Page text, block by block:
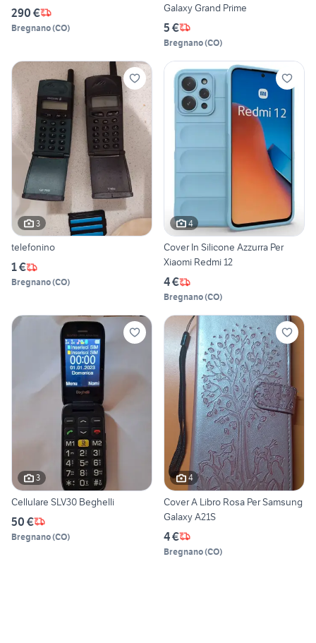
290 €
Bregnano(CO)
Galaxy Grand Prime
5 €
Bregnano(CO)
3
telefonino
1 €
Bregnano(CO)
4
Cover In Silicone Azzurra Per
Xiaomi Redmi 12
4 €
Bregnano(CO)
3
Cellulare SLV30 Beghelli
50 €
Bregnano(CO)
4
Cover A Libro Rosa Per Samsung
Galaxy A21S
4 €
Bregnano(CO)